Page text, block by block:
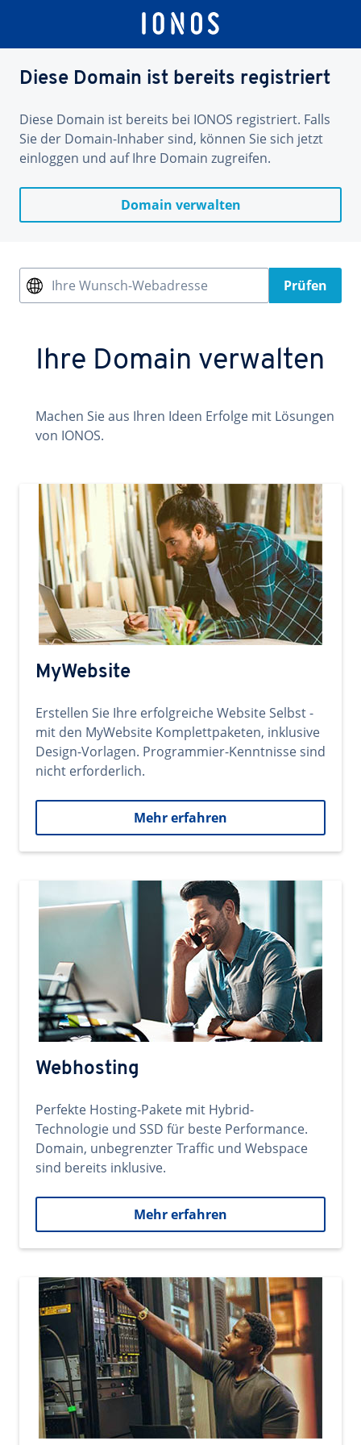
Diese Domain ist bereits registriert
Diese Domain ist bereits bei IONOS registriert. Falls
Sie der Domain-Inhaber sind, können Sie sich jetzt
einloggen und auf Ihre Domain zugreifen.
Domain verwalten
Ihre Wunsch-Webadresse Prüfen
Ihre Domain verwalten
Machen Sie aus Ihren Ideen Erfolge mit Lösungen
von IONOS.
MyWebsite
Erstellen Sie Ihre erfolgreiche Website Selbst -
mit den MyWebsite Komplettpaketen, inklusive
Design-Vorlagen. Programmier-Kenntnisse sind
nicht erforderlich.
Mehr erfahren
Webhosting
Perfekte Hosting-Pakete mit Hybrid-
Technologie und SSD für beste Performance.
Domain, unbegrenzter Traffic und Webspace
sind bereits inklusive.
Mehr erfahren